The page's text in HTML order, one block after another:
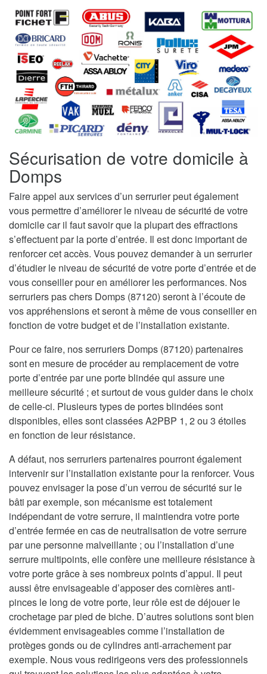
Sécurisation de votre domicile à
Domps
Faire appel aux services d’un serrurier peut également
vous permettre d’améliorer le niveau de sécurité de votre
domicile car il faut savoir que la plupart des effractions
s’effectuent par la porte d’entrée. Il est donc important de
renforcer cet accès. Vous pouvez demander à un serrurier
d’étudier le niveau de sécurité de votre porte d’entrée et de
vous conseiller pour en améliorer les performances. Nos
serruriers pas chers Domps (87120) seront à l’écoute de
vos appréhensions et seront à même de vous conseiller en
fonction de votre budget et de l’installation existante.
Pour ce faire, nos serruriers Domps (87120) partenaires
sont en mesure de procéder au remplacement de votre
porte d’entrée par une porte blindée qui assure une
meilleure sécurité ; et surtout de vous guider dans le choix
de celle-ci. Plusieurs types de portes blindées sont
disponibles, elles sont classées A2PBP 1, 2 ou 3 étoiles
en fonction de leur résistance.
A défaut, nos serruriers partenaires pourront également
intervenir sur l’installation existante pour la renforcer. Vous
pouvez envisager la pose d’un verrou de sécurité sur le
bâti par exemple, son mécanisme est totalement
indépendant de votre serrure, il maintiendra votre porte
d’entrée fermée en cas de neutralisation de votre serrure
par une personne malveillante ; ou l’installation d’une
serrure multipoints, elle confère une meilleure résistance à
votre porte grâce à ses nombreux points d’appui. Il peut
aussi être envisageable d’apposer des cornières anti-
pinces le long de votre porte, leur rôle est de déjouer le
crochetage par pied de biche. D’autres solutions sont bien
évidemment envisageables comme l’installation de
protèges gonds ou de cylindres anti-arrachement par
exemple. Nous vous redirigeons vers des professionnels